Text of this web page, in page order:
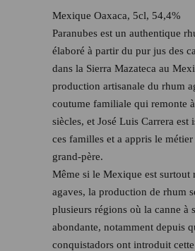
Mexique Oaxaca, 5cl, 54,4%
Paranubes est un authentique
élaboré à partir du pur jus des
dans la Sierra Mazateca au
production artisanale du rhum
coutume familiale qui remonte
siècles, et José Luis Carrera est
ces familles et a appris le métier
grand-père.
Même si le Mexique est surtout
agaves, la production de rhum
plusieurs régions où la canne à
abondante, notamment depuis
conquistadors ont introduit